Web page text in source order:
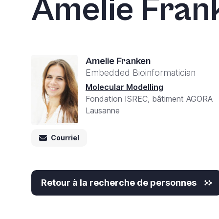
Amelie
Amelie Franken
Embedded Bioinformatician
Molecular Modelling
Fondation ISREC, bâtiment AGORA
Lausanne
Courriel
Retour à la recherche de personnes